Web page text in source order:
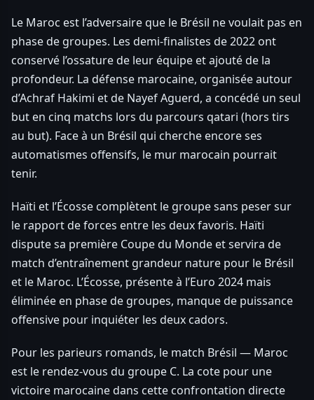
Le Maroc est l’adversaire que le Brésil ne voulait pas en
phase de groupes. Les demi-finalistes de 2022 ont
conservé l’ossature de leur équipe et ajouté de la
profondeur. La défense marocaine, organisée autour
d’Achraf Hakimi et de Nayef Aguerd, a concédé un seul
but en cinq matchs lors du parcours qatari (hors tirs
au but). Face à un Brésil qui cherche encore ses
automatismes offensifs, le mur marocain pourrait
tenir.
Haïti et l’Écosse complètent le groupe sans peser sur
le rapport de forces entre les deux favoris. Haïti
dispute sa première Coupe du Monde et servira de
match d’entraînement grandeur nature pour le Brésil
et le Maroc. L’Écosse, présente à l’Euro 2024 mais
éliminée en phase de groupes, manque de puissance
offensive pour inquiéter les deux cadors.
Pour les parieurs romands, le match Brésil — Maroc
est le rendez-vous du groupe C. La cote pour une
victoire marocaine dans cette confrontation directe